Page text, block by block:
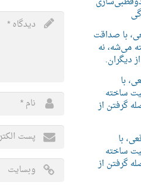
با صداقت
می‌شه، نه
دیگران.
با
ساخته
گرفتن از
با
ساخته
گرفتن از